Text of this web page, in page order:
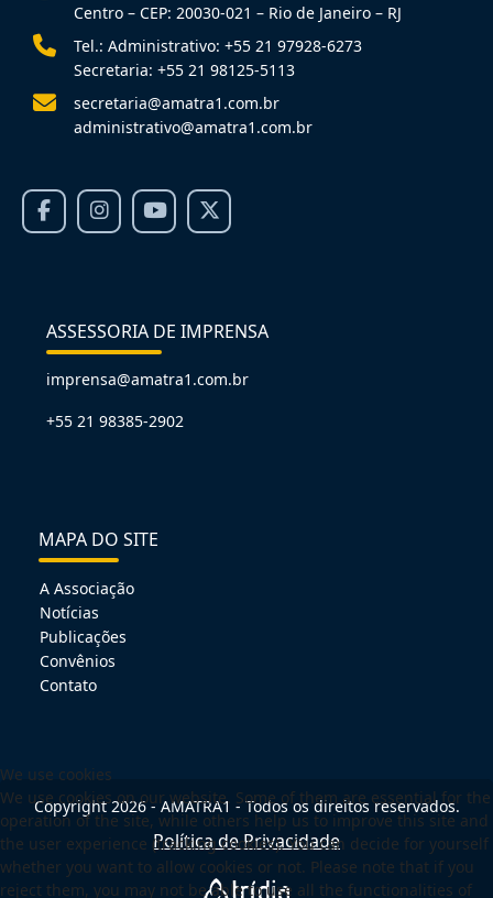
Centro – CEP: 20030-021 – Rio de Janeiro – RJ
Tel.: Administrativo: +55 21 97928-6273
Secretaria: +55 21 98125-5113
secretaria@amatra1.com.br
administrativo@amatra1.com.br
ASSESSORIA DE IMPRENSA
imprensa@amatra1.com.br
+55 21 98385-2902
MAPA DO SITE
A Associação
Notícias
Publicações
Convênios
Contato
Copyright 2026 - AMATRA1 - Todos os direitos reservados.
Política de Privacidade
We use cookies
We use cookies on our website. Some of them are essential for the
operation of the site, while others help us to improve this site and
the user experience (tracking cookies). You can decide for yourself
whether you want to allow cookies or not. Please note that if you
reject them, you may not be able to use all the functionalities of